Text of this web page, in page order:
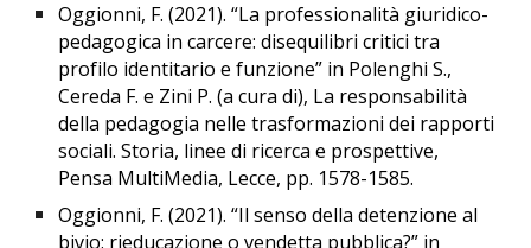
Oggionni, F. (2021). “La professionalità giuridico-
pedagogica in carcere: disequilibri critici tra
profilo identitario e funzione” in Polenghi S.,
Cereda F. e Zini P. (a cura di), La responsabilità
della pedagogia nelle trasformazioni dei rapporti
sociali. Storia, linee di ricerca e prospettive,
Pensa MultiMedia, Lecce, pp. 1578-1585.
Oggionni, F. (2021). “Il senso della detenzione al
bivio: rieducazione o vendetta pubblica?” in